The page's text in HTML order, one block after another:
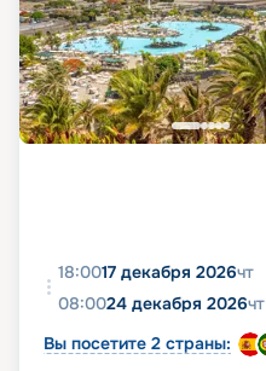
18:0017 декабря 2026чт
08:0024 декабря 2026чт
Вы посетите 2 страны: